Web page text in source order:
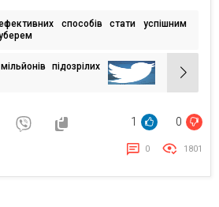
способів стати успішним
підозрілих
1 0
0 1801